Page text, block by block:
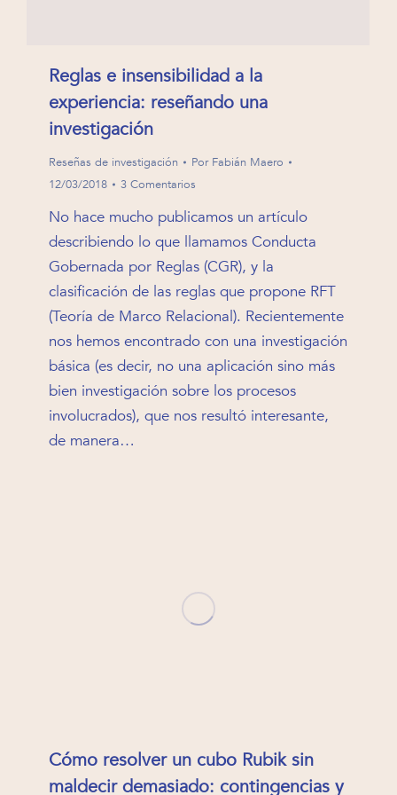
Reglas e insensibilidad a la
experiencia: reseñando una
investigación
Reseñas de investigación Por Fabián Maero
12/03/2018
3 Comentarios
No hace mucho publicamos un artículo
describiendo lo que llamamos Conducta
Gobernada por Reglas (CGR), y la
clasificación de las reglas que propone RFT
(Teoría de Marco Relacional). Recientemente
nos hemos encontrado con una investigación
básica (es decir, no una aplicación sino más
bien investigación sobre los procesos
involucrados), que nos resultó interesante,
de manera…
Cómo resolver un cubo Rubik sin
maldecir demasiado: contingencias y